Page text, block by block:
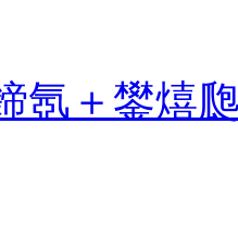
氬＋鐢熺